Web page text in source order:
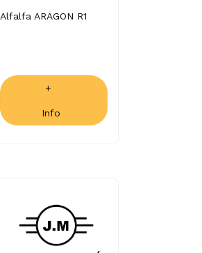
Alfalfa ARAGON R1
+
Info